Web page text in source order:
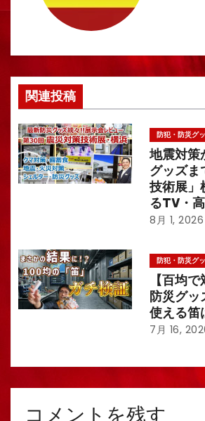
ン
関連投稿
防犯・防災グ
地震対策
グッズ
技術展」
るTV・高
8月 1, 2026
防犯・防災グ
【百均
防災グ
使える笛
7月 16,
コメントを残す